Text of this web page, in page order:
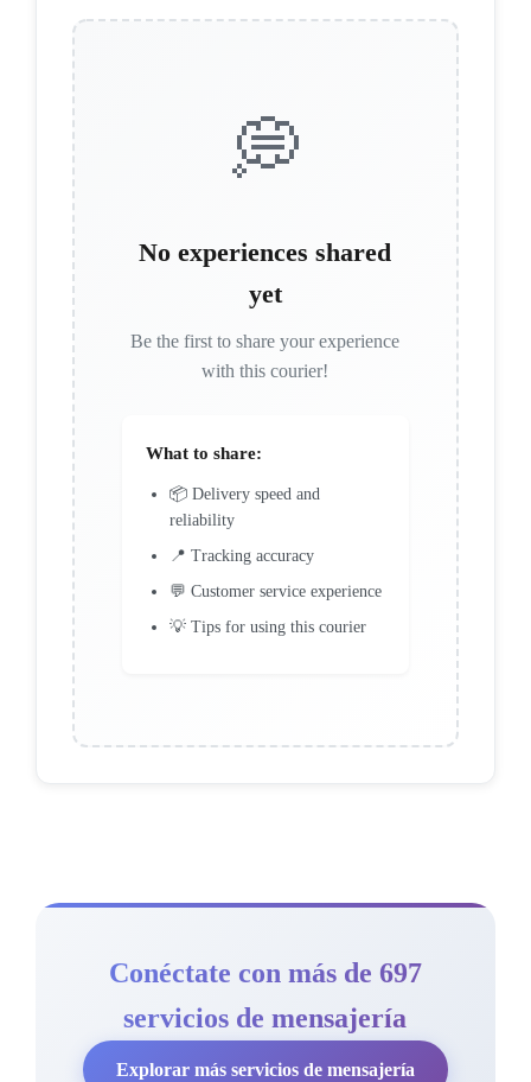
💭
No experiences shared
yet
Be the first to share your experience
with this courier!
What to share:
📦 Delivery speed and
reliability
📍 Tracking accuracy
💬 Customer service experience
💡 Tips for using this courier
Conéctate con más de 697
servicios de mensajería
Explorar más servicios de mensajería